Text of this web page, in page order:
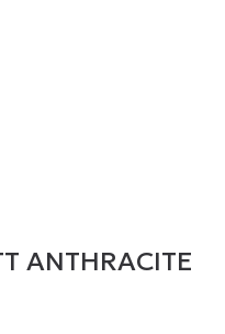
ANTHRACITE